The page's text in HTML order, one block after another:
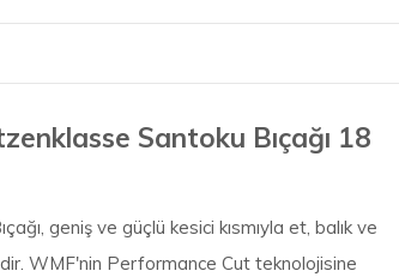
Santoku Bıçağı 18
geniş ve güçlü kesici kısmıyla et, balık ve
WMF'nin Performance Cut teknolojisine